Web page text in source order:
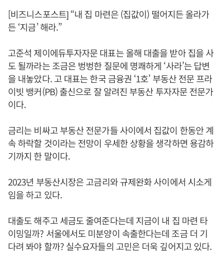
[비즈니스포스트] “내 집 마련은 (집값이) 떨어지든 올라가
든 ‘지금’ 해라.”
고준석 제이에듀투자자문 대표는 올해 대출을 받아 집을 사
도 될까라는 조금은 벙벙한 질문에 명쾌하게 ‘사라’는 답변
을 내놓았다. 고 대표는 한국 금융권 ‘1호’ 부동산 전문 프라
이빗 뱅커(PB) 출신으로 잘 알려진 부동산 투자자문 전문가
이다.
금리는 비싸고 부동산 전문가들 사이에서 집값이 한동안 계
속 하락할 것이라는 전망이 우세한 상황을 생각하면 용감하
기까지 한 말이다.
2023년 부동산시장은 고금리와 규제완화 사이에서 시소게
임을 하고 있다.
대출도 해주고 세금도 줄여준다는데 지금이 내 집 마련 타
이밍일까? 서울에서도 미분양이 속출한다는데 조금 더 기
다려 봐야 할까? 실수요자들의 고민은 더욱 깊어지고 있다.